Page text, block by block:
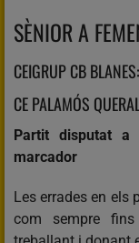
SÈNIOR A
CEIGRUP CB
CE PALAMÓS
Partit disputat
marcador
Les errades en els
com sempre